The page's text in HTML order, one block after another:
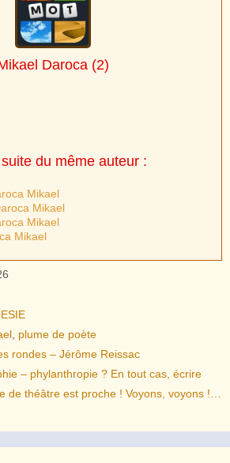
Daroca (2)
du même auteur :
Mikael
Mikael
Mikael
Mikael
, plume de poète
rondes – Jérôme Reissac
– phylanthropie ? En tout cas, écrire
de théâtre est proche ! Voyons, voyons !…